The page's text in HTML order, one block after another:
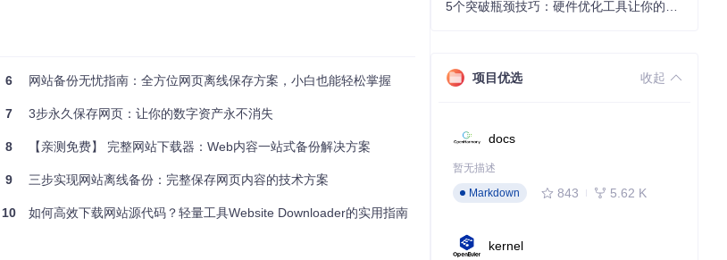
会自动对比前后版本差异，生成增量备份报告，确保在网站遭遇攻击或
全部制作成数字快照。在信号薄弱的高原地区，他依然能够随时查阅详
Downloader的数字快照技术则像是专业摄影师的全景拍摄，能够
，导致保存的页面变形失真；后者则会重构整个网站的目录结构，修复
6 网站备份无忧指南：全方位网页离线保存方案，小白也能轻松掌握
7 3步永久保存网页：让你的数字资产永不消失
8 【亲测免费】 完整网站下载器：Web内容一站式备份解决方案
9 三步实现网站离线备份：完整保存网页内容的技术方案
10 如何高效下载网站源代码？轻量工具Website Downloader的实用指南
项目优选 收起
docs
暂无描述
Markdown
843 5.62 K
kernel